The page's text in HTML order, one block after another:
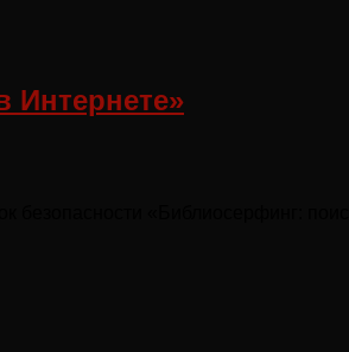
Интернете»